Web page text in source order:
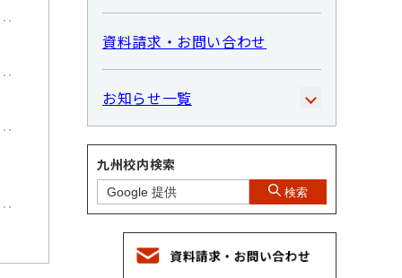
資料請求・お問い合わせ
お知らせ一覧
九州校内検索
検索